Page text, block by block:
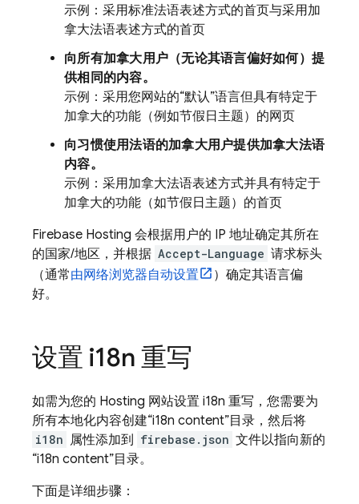
示例：采用标准法语表述方式的首页与采用加
拿大法语表述方式的首页
向所有加拿大用户（无论其语言偏好如何） 提
供相同的内容。
示例：采用您网站的“默认”语言但具有特定于
加拿大的功能（例如节假日主题）的网页
向习惯使用法语的加拿大用户提供加拿大法语
内容。
示例：采用加拿大法语表述方式并具有特定于
加拿大的功能（如节假日主题）的首页
Firebase Hosting 会根据用户的 IP 地址确定其所在
的国家/地区，并根据 Accept-Language 请求标头
（通常由网络浏览器自动设置
）确定其语言偏
好。
设置 i18n 重写
如需为您的 Hosting 网站设置 i18n 重写，您需要为
所有本地化内容创建“i18n content”目录，然后将
i18n 属性添加到 firebase.json 文件以指向新的
“i18n content”目录。
下面是详细步骤：